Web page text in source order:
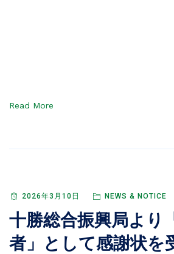
Read More
2026年3月10日 NEWS & NOTICE
十勝総合振興局より
者」として感謝状を